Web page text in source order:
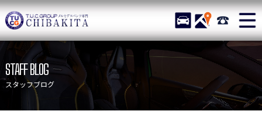
TUCグループ メルセデスベ
STOCK ACCESS 043-
ニュース
在庫リスト
目玉車両一覧
店舗紹介
保証＆サービス
アクセスマップ
STAFF BLOG
スタッフブログ